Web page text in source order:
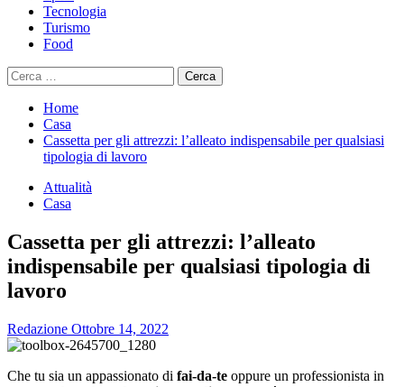
Tecnologia
Turismo
Food
Ricerca
per:
Home
Casa
Cassetta per gli attrezzi: l’alleato indispensabile per qualsiasi
tipologia di lavoro
Attualità
Casa
Cassetta per gli attrezzi: l’alleato
indispensabile per qualsiasi tipologia di
lavoro
Redazione Ottobre 14, 2022
Che tu sia un appassionato di fai-da-te oppure un professionista in